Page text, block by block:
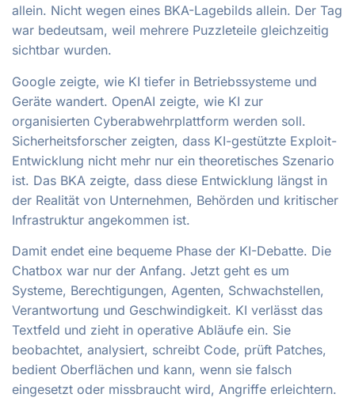
allein. Nicht wegen eines BKA-Lagebilds allein. Der Tag
war bedeutsam, weil mehrere Puzzleteile gleichzeitig
sichtbar wurden.
Google zeigte, wie KI tiefer in Betriebssysteme und
Geräte wandert. OpenAI zeigte, wie KI zur
organisierten Cyberabwehrplattform werden soll.
Sicherheitsforscher zeigten, dass KI-gestützte Exploit-
Entwicklung nicht mehr nur ein theoretisches Szenario
ist. Das BKA zeigte, dass diese Entwicklung längst in
der Realität von Unternehmen, Behörden und kritischer
Infrastruktur angekommen ist.
Damit endet eine bequeme Phase der KI-Debatte. Die
Chatbox war nur der Anfang. Jetzt geht es um
Systeme, Berechtigungen, Agenten, Schwachstellen,
Verantwortung und Geschwindigkeit. KI verlässt das
Textfeld und zieht in operative Abläufe ein. Sie
beobachtet, analysiert, schreibt Code, prüft Patches,
bedient Oberflächen und kann, wenn sie falsch
eingesetzt oder missbraucht wird, Angriffe erleichtern.